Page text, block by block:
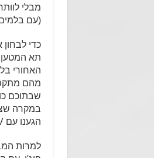
(עם
כדי
תא
האחורי
מהם
שבתוכם
במקרה
הגענו עם SUV, כזה שמקריב שימושיות לטובת קו גג משתפל ועיצוב נוצץ.
למרות